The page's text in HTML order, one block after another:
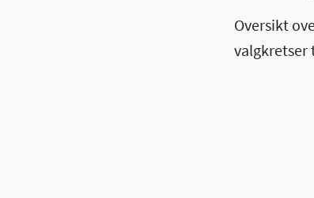
Oversikt
valgkretser